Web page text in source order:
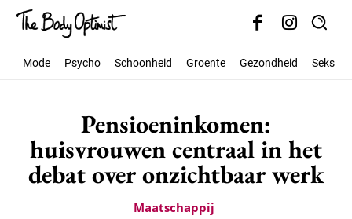
Mode Psycho Schoonheid Groente Gezondheid Seks
Pensioeninkomen:
huisvrouwen centraal in het
debat over onzichtbaar werk
Maatschappij